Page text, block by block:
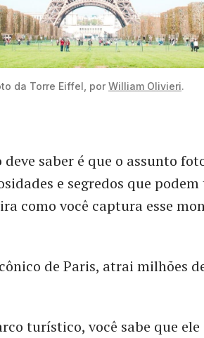
da Torre Eiffel, por William Olivieri.
deve saber é que o assunto
e segredos que
como você captura esse
de Paris, atrai milhões
turístico, você sabe que